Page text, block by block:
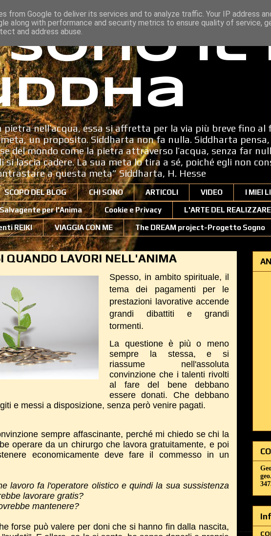
sono il
nell’acqua, essa si affretta per la via più breve fino al
un proposito. Siddharta non fa nulla. Siddharta
del mondo come la pietra attraverso l’acqua, senza far
si lascia cadere. La sua meta lo tira a sé, poiché egli non
a questa meta” Siddharta, H. Hesse
SCOPO DEL BLOG CHI SONO ARTICOLI VIDEO I MIEI
per l'Anima Cookie e Privacy L'ARTE DEL REALIZZARE
REIKI VIAGGIA CON ME The DREAM project-Progetto Sogno
QUANDO LAVORI NELL'ANIMA
Spesso, in ambito spirituale, il
tema dei pagamenti per le
prestazioni lavorative accende
grandi dibattiti e grandi
tormenti.
La questione è più o meno
sempre la stessa, e si
riassume nell'assoluta
convinzione che i talenti rivolti
al fare del bene debbano
essere donati. Che debbano
e messi a disposizione, senza però venire pagati.
sempre affascinante, perché mi chiedo se chi la
operare da un chirurgo che lavora gratuitamente, e poi
economicamente deve fare il commesso in un
lavoro fa l'operatore olistico e quindi la sua sussistenza
lavorare gratis?
mantenere?
forse può valere per doni che si hanno fin dalla nascita,
from Google to deliver its services and to analyze traffic. Your IP address
along with performance and security metrics to ensure quality of service,
and address abuse.